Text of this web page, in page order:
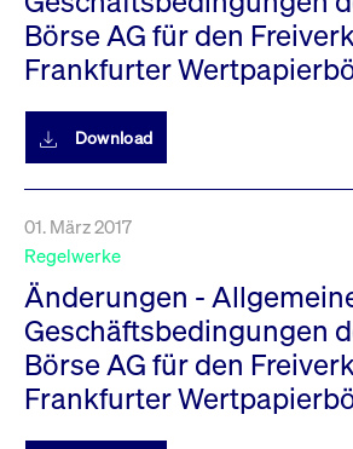
Börse AG für den
Frankfurter
Download
01. März 2017
Regelwerke
Änderungen -
Geschäftsbedingungen
Börse AG für den
Frankfurter